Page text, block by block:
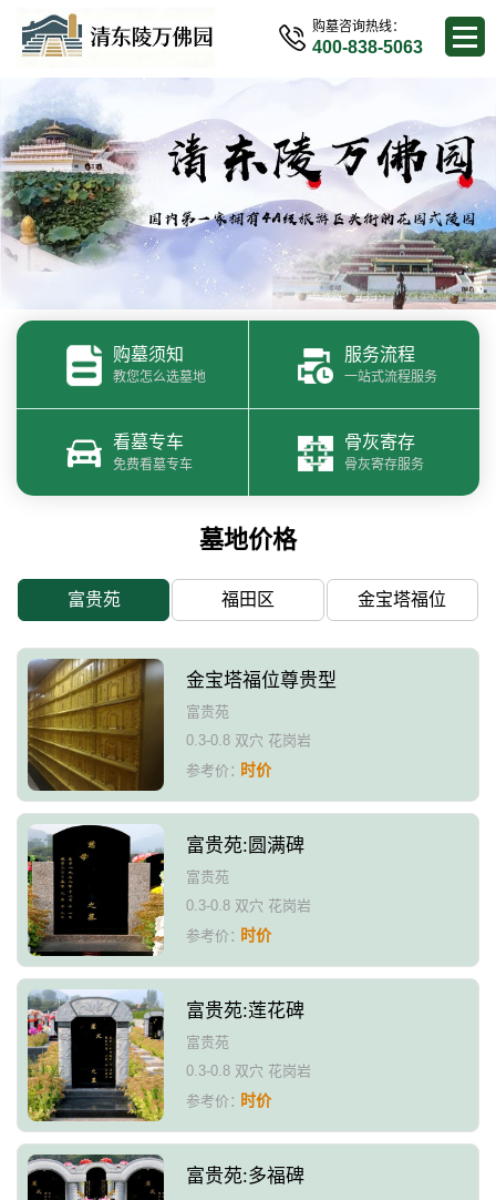
购墓咨询热线：
400-838-5063
购墓须知
教您怎么选墓地
服务流程
一站式流程服务
看墓专车
免费看墓专车
骨灰寄存
骨灰寄存服务
墓地价格
富贵苑 福田区 金宝塔福位
金宝塔福位尊贵型
富贵苑
0.3-0.8 双穴 花岗岩
参考价：时价
富贵苑:圆满碑
富贵苑
0.3-0.8 双穴 花岗岩
参考价：时价
富贵苑:莲花碑
富贵苑
0.3-0.8 双穴 花岗岩
参考价：时价
富贵苑:多福碑